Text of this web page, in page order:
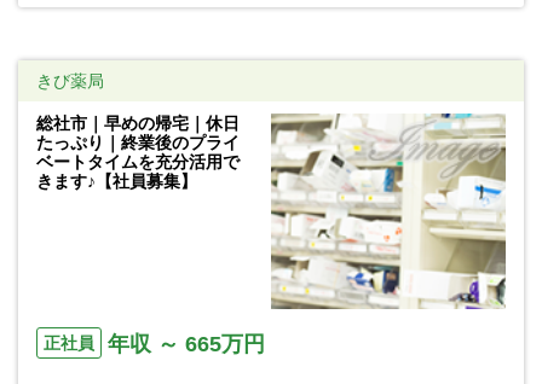
きび薬局
総社市｜早めの帰宅｜休日
たっぷり｜終業後のプライ
ベートタイムを充分活用で
きます♪【社員募集】
正社員 年収 ～ 665万円